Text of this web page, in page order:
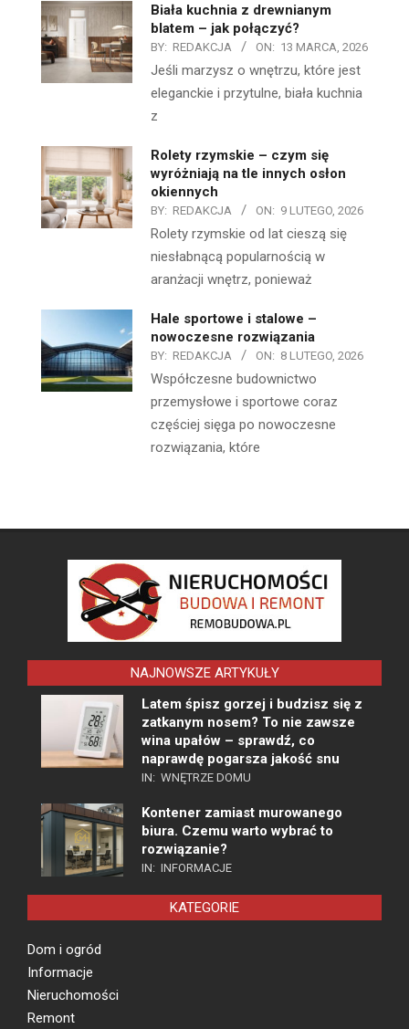
Biała kuchnia z drewnianym
blatem – jak połączyć?
BY: REDAKCJA ON: 13 MARCA, 2026
Jeśli marzysz o wnętrzu, które jest
eleganckie i przytulne, biała kuchnia
z
Rolety rzymskie – czym się
wyróżniają na tle innych osłon
okiennych
BY: REDAKCJA ON: 9 LUTEGO, 2026
Rolety rzymskie od lat cieszą się
niesłabnącą popularnością w
aranżacji wnętrz, ponieważ
Hale sportowe i stalowe –
nowoczesne rozwiązania
BY: REDAKCJA ON: 8 LUTEGO, 2026
Współczesne budownictwo
przemysłowe i sportowe coraz
częściej sięga po nowoczesne
rozwiązania, które
NAJNOWSZE ARTYKUŁY
Latem śpisz gorzej i budzisz się z
zatkanym nosem? To nie zawsze
wina upałów – sprawdź, co
naprawdę pogarsza jakość snu
IN: WNĘTRZE DOMU
Kontener zamiast murowanego
biura. Czemu warto wybrać to
rozwiązanie?
IN: INFORMACJE
KATEGORIE
Dom i ogród
Informacje
Nieruchomości
Remont